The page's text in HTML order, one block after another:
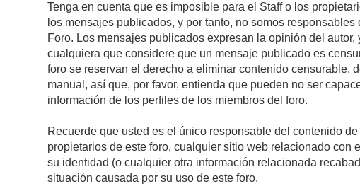
Tenga en cuenta que es imposible para el Staff o los
los mensajes publicados, y por tanto, no somos
Foro. Los mensajes publicados expresan la opinión del
cualquiera que considere que un mensaje publicado es
foro se reservan el derecho a eliminar contenido censurable,
manual, así que, por favor, entienda que pueden no ser
información de los perfiles de los miembros del foro.
Recuerde que usted es el único responsable del contenido
propietarios de este foro, cualquier sitio web relacionado con
su identidad (o cualquier otra información relacionada
situación causada por su uso de este foro.